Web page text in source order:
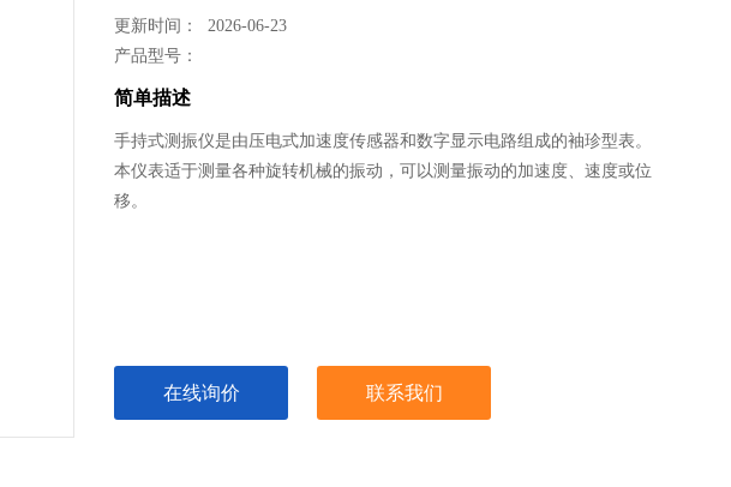
更新时间： 2026-06-23
产品型号：
简单描述
手持式测振仪是由压电式加速度传感器和数字显示电路组成的袖珍型表。
本仪表适于测量各种旋转机械的振动，可以测量振动的加速度、速度或位
移。
在线询价 联系我们